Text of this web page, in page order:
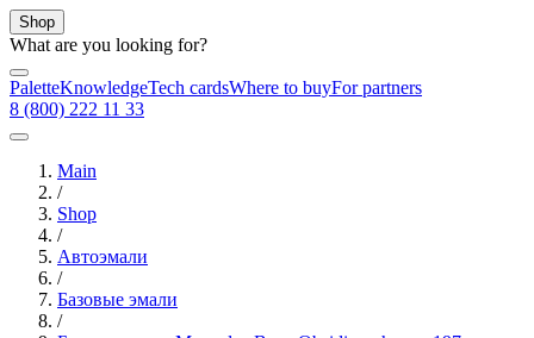
Shop
What are you looking for?
PaletteKnowledgeTech cardsWhere to buyFor partners
8 (800) 222 11 33
Main
/
Shop
/
Автоэмали
/
Базовые эмали
/